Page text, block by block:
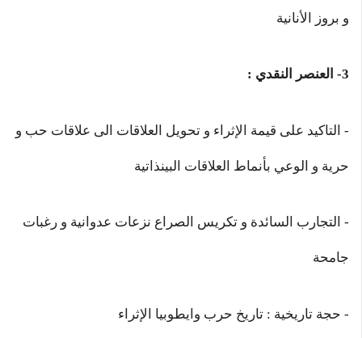
و بروز الأنانية
3- العنصر النقدي :
- التاكيد على قيمة الإثراء و تحويل العلاقات الى علاقات حب و
حرية و الوعي بأنماط العلاقات البينذاتية
- التجارب السائدة و تكريس الصراع نزعات عدوانية و رغبات
جامحة
- حجة تاريخية : تاريخ حرب وايطوبيا الإثراء